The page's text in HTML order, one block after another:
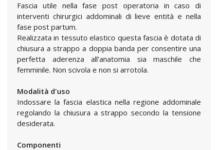
Fascia utile nella fase post operatoria in caso di
interventi chirurgici addominali di lieve entità e nella
fase post partum.
Realizzata in tessuto elastico questa fascia è dotata di
chiusura a strappo a doppia banda per consentire una
perfetta aderenza all’anatomia sia maschile che
femminile. Non scivola e non si arrotola.
Modalità d'uso
Indossare la fascia elastica nella regione addominale
regolando la chiusura a strappo secondo la tensione
desiderata.
Componenti